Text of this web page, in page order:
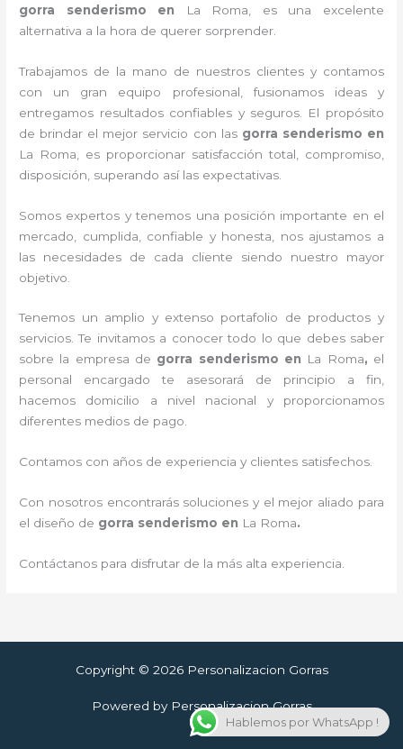
gorra senderismo en
La Roma, es una excelente
alternativa a la hora de querer sorprender.
Trabajamos de la mano de nuestros clientes y contamos
con un gran equipo profesional, fusionamos ideas y
entregamos resultados confiables y seguros. El propósito
de brindar el mejor servicio con las gorra senderismo en
La Roma, es proporcionar satisfacción total, compromiso,
disposición, superando así las expectativas.
Somos expertos y tenemos una posición importante en el
mercado, cumplida, confiable y honesta, nos ajustamos a
las necesidades de cada cliente siendo nuestro mayor
objetivo.
Tenemos un amplio y extenso portafolio de productos y
servicios. Te invitamos a conocer todo lo que debes saber
sobre la empresa de gorra senderismo en La Roma, el
personal encargado te asesorará de principio a fin,
hacemos domicilio a nivel nacional y proporcionamos
diferentes medios de pago.
Contamos con años de experiencia y clientes satisfechos.
Con nosotros encontrarás soluciones y el mejor aliado para
el diseño de gorra senderismo en La Roma.
Contáctanos para disfrutar de la más alta experiencia.
Copyright © 2026 Personalizacion Gorras
Powered by Personalizacion Gorras
Hablemos por WhatsApp !